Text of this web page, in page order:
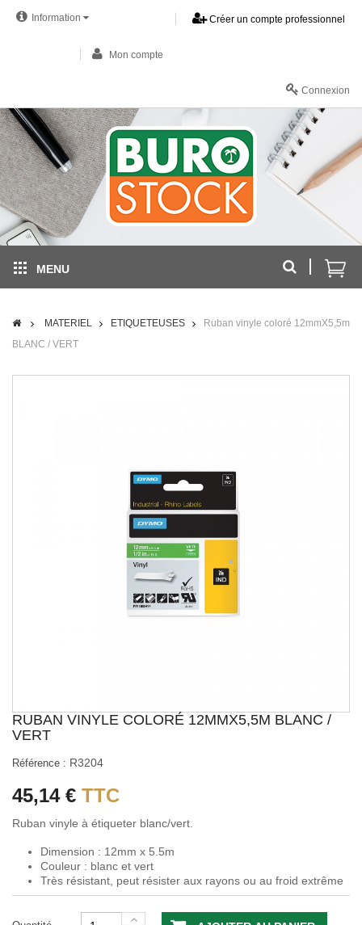
Information Créer un compte professionnel
Mon compte
Connexion
MENU
MATERIEL ETIQUETEUSES
Ruban vinyle coloré 12mmX5,5m
BLANC / VERT
RUBAN VINYLE COLORÉ 12MMX5,5M BLANC /
VERT
Référence : R3204
45,14 € TTC
Ruban vinyle à étiqueter blanc/vert.
Dimension : 12mm x 5.5m
Couleur : blanc et vert
Très résistant, peut résister aux rayons ou au froid extrême